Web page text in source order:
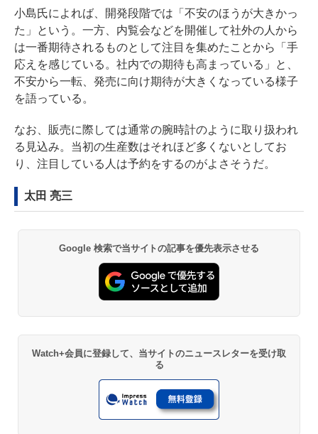
小島氏によれば、開発段階では「不安のほうが大きかっ
た」という。一方、内覧会などを開催して社外の人から
は一番期待されるものとして注目を集めたことから「手
応えを感じている。社内での期待も高まっている」と、
不安から一転、発売に向け期待が大きくなっている様子
を語っている。
なお、販売に際しては通常の腕時計のように取り扱われ
る見込み。当初の生産数はそれほど多くないとしてお
り、注目している人は予約をするのがよさそうだ。
太田 亮三
Google 検索で当サイトの記事を優先表示させる
Watch+会員に登録して、当サイトのニュースレターを受け取
る